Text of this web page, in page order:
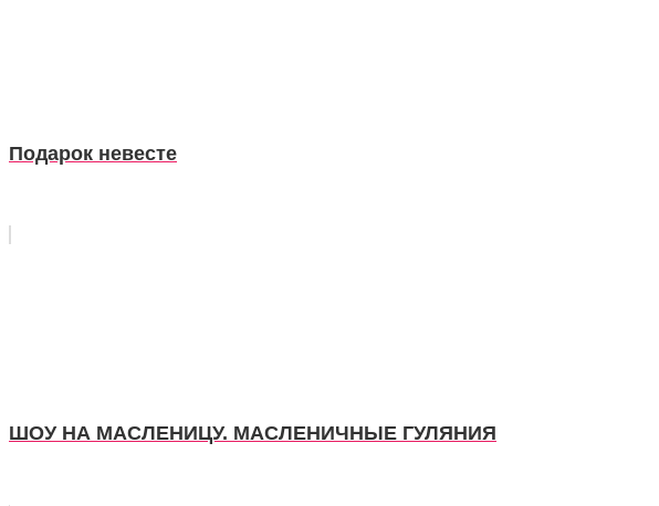
Подарок невесте
ШОУ НА МАСЛЕНИЦУ. МАСЛЕНИЧНЫЕ ГУЛЯНИЯ